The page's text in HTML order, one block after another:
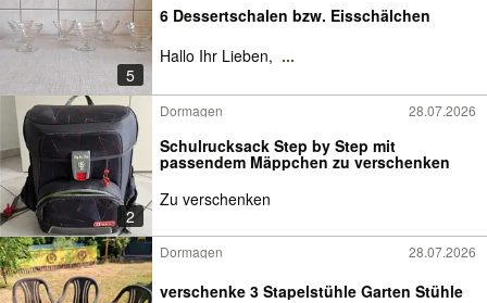
5
6 Dessertschalen bzw. Eisschälchen
Hallo Ihr Lieben, ...
2
Dormagen 28.07.2026
Schulrucksack Step by Step mit
passendem Mäppchen zu verschenken
Zu verschenken
Dormagen 28.07.2026
verschenke 3 Stapelstühle Garten Stühle